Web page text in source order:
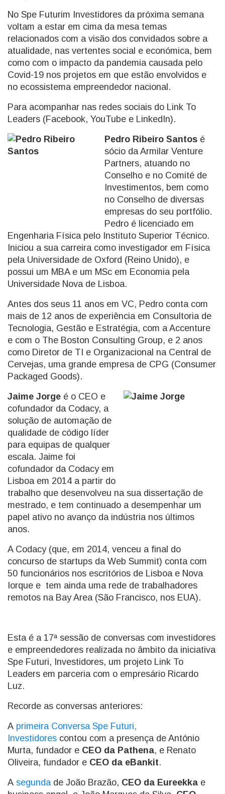
No Spe Futurim Investidores da próxima semana
voltam a estar em cima da mesa temas
relacionados com a visão dos convidados sobre a
atualidade, nas vertentes social e económica, bem
como com o impacto da pandemia causada pelo
Covid-19 nos projetos em que estão envolvidos e
no ecossistema empreendedor nacional.
Para acompanhar nas redes sociais do Link To
Leaders (Facebook, YouTube e LinkedIn).
Pedro Ribeiro Santos é
sócio da Armilar Venture
Partners, atuando no
Conselho e no Comité de
Investimentos, bem como
no Conselho de diversas
empresas do seu portfólio.
Pedro é licenciado em
Engenharia Física pelo Instituto Superior Técnico.
Iniciou a sua carreira como investigador em Física
pela Universidade de Oxford (Reino Unido), e
possui um MBA e um MSc em Economia pela
Universidade Nova de Lisboa.
Antes dos seus 11 anos em VC, Pedro conta com
mais de 12 anos de experiência em Consultoria de
Tecnologia, Gestão e Estratégia, com a Accenture
e com o The Boston Consulting Group, e 2 anos
como Diretor de TI e Organizacional na Central de
Cervejas, uma grande empresa de CPG (Consumer
Packaged Goods).
Jaime Jorge é o CEO e
cofundador da Codacy, a
solução de automação de
qualidade de código líder
para equipas de qualquer
escala. Jaime foi
cofundador da Codacy em
Lisboa em 2014 a partir do
trabalho que desenvolveu na sua dissertação de
mestrado, e tem continuado a desempenhar um
papel ativo no avanço da indústria nos últimos
anos.
A Codacy (que, em 2014, venceu a final do
concurso de startups da Web Summit) conta com
50 funcionários nos escritórios de Lisboa e Nova
Iorque e tem ainda uma rede de trabalhadores
remotos na Bay Area (São Francisco, nos EUA).
Esta é a 17ª sessão de conversas com investidores
e empreendedores realizada no âmbito da iniciativa
Spe Futuri, Investidores, um projeto Link To
Leaders em parceria com o empresário Ricardo
Luz.
Recorde as conversas anteriores:
A primeira Conversa Spe Futuri,
Investidores contou com a presença de António
Murta, fundador e CEO da Pathena, e Renato
Oliveira, fundador e CEO da eBankit.
A segunda de João Brazão, CEO da Eureekka e